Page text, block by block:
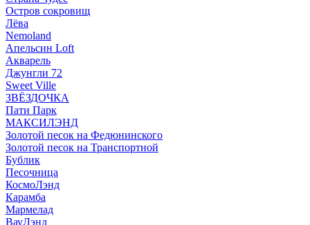
Остров сокровищ
Лёва
Nemoland
Апельсин Loft
Акварель
Джунгли 72
Sweet Ville
ЗВЁЗДОЧКА
Пати Парк
МАКСИЛЭНД
Золотой песок на Федюнинского
Золотой песок на Транспортной
Бублик
Песочница
КосмоЛэнд
Карамба
Мармелад
ВауЛэнд